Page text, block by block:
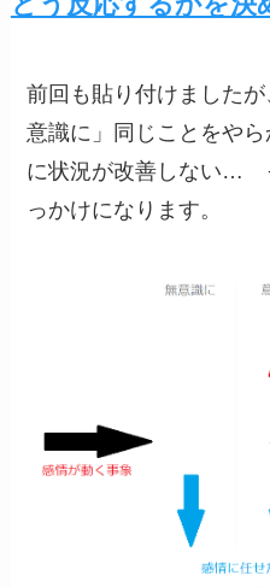
前回も貼り付けました
意識に」同じことをや
に状況が改善しない…
っかけになります。